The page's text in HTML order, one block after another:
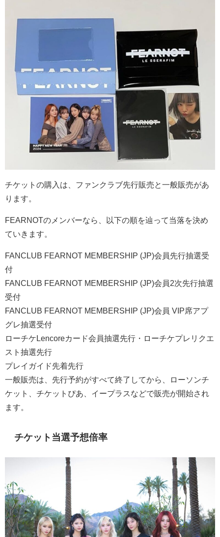
チケットの購入は、ファンクラブ先行販売と一般販売があ
ります。
FEARNOTのメンバーなら、以下の順を辿って当落を決め
ていきます。
FANCLUB FEARNOT MEMBERSHIP (JP)会員先行抽選受
付
FANCLUB FEARNOT MEMBERSHIP (JP)会員2次先行抽選
受付
FANCLUB FEARNOT MEMBERSHIP (JP)会員 VIP席アプ
グレ抽選受付
ローチケ Lencoreカード会員抽選先行・ローチケプレリクエ
スト抽選先行
プレイガイド先着先行
一般販売は、先行予約がすべて終了してから、ローソンチ
ケット、チケットぴあ、イープラスなどで販売が開始され
ます。
チケット当選予想倍率